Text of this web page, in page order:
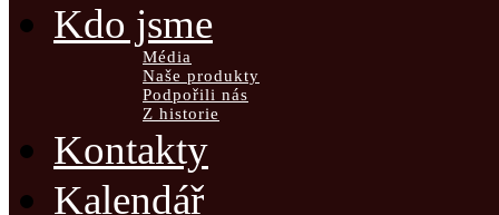
Kdo jsme
Média
Naše produkty
Podpořili nás
Z historie
Kontakty
Kalendář